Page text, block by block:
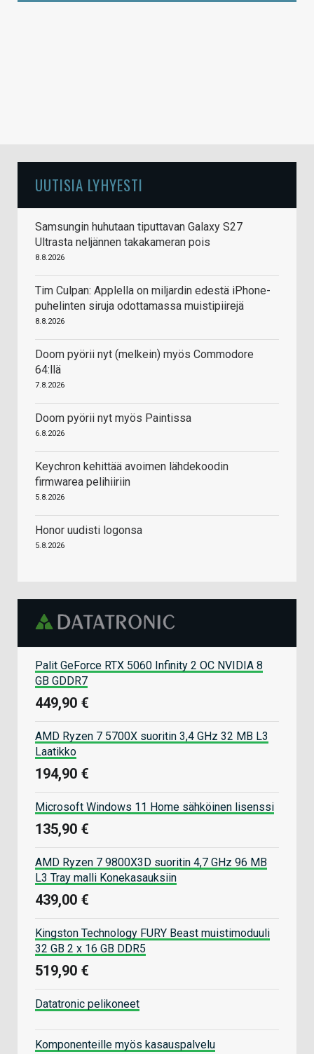
UUTISIA LYHYESTI
Samsungin huhutaan tiputtavan Galaxy S27
Ultrasta neljännen takakameran pois
8.8.2026
Tim Culpan: Applella on miljardin edestä iPhone-
puhelinten siruja odottamassa muistipiirejä
8.8.2026
Doom pyörii nyt (melkein) myös Commodore
64:llä
7.8.2026
Doom pyörii nyt myös Paintissa
6.8.2026
Keychron kehittää avoimen lähdekoodin
firmwarea pelihiiriin
5.8.2026
Honor uudisti logonsa
5.8.2026
Palit GeForce RTX 5060 Infinity 2 OC NVIDIA 8
GB GDDR7
449,90 €
AMD Ryzen 7 5700X suoritin 3,4 GHz 32 MB L3
Laatikko
194,90 €
Microsoft Windows 11 Home sähköinen lisenssi
135,90 €
AMD Ryzen 7 9800X3D suoritin 4,7 GHz 96 MB
L3 Tray malli Konekasauksiin
439,00 €
Kingston Technology FURY Beast muistimoduuli
32 GB 2 x 16 GB DDR5
519,90 €
Datatronic pelikoneet
Komponenteille myös kasauspalvelu